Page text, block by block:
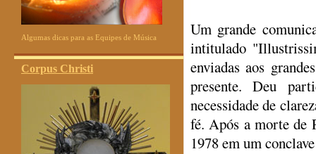
Algumas dicas para as Equipes de Música
Corpus Christi
Um grande
intitulado
enviadas aos
presente. Deu
necessidade de
fé. Após a morte de
1978 em um